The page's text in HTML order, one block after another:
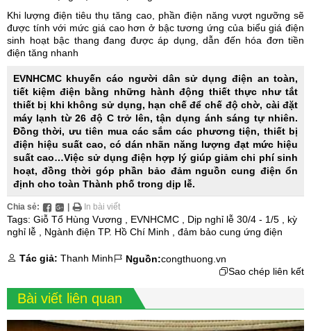
Khi lượng điện tiêu thụ tăng cao, phần điện năng vượt ngưỡng sẽ
được tính với mức giá cao hơn ở bậc tương ứng của biểu giá điện
sinh hoạt bậc thang đang được áp dụng, dẫn đến hóa đơn tiền
điện tăng nhanh
EVNHCMC khuyến cáo người dân sử dụng điện an toàn,
tiết kiệm điện bằng những hành động thiết thực như tắt
thiết bị khi không sử dụng, hạn chế để chế độ chờ, cài đặt
máy lạnh từ 26 độ C trở lên, tận dụng ánh sáng tự nhiên.
Đồng thời, ưu tiên mua các sắm các phương tiện, thiết bị
điện hiệu suất cao, có dán nhãn năng lượng đạt mức hiệu
suất cao…Việc sử dụng điện hợp lý giúp giảm chi phí sinh
hoạt, đồng thời góp phần bảo đảm nguồn cung điện ổn
định cho toàn Thành phố trong dịp lễ.
Chia sẻ: | In bài viết
Tags: Giỗ Tổ Hùng Vương EVNHCMC Dịp nghỉ lễ 30/4 - 1/5
kỳ
nghỉ lễ
Ngành điện TP. Hồ Chí Minh đảm bảo cung ứng điện
Tác giả: Thanh Minh Nguồn:congthuong.vn
Sao chép liên kết
Bài viết liên quan